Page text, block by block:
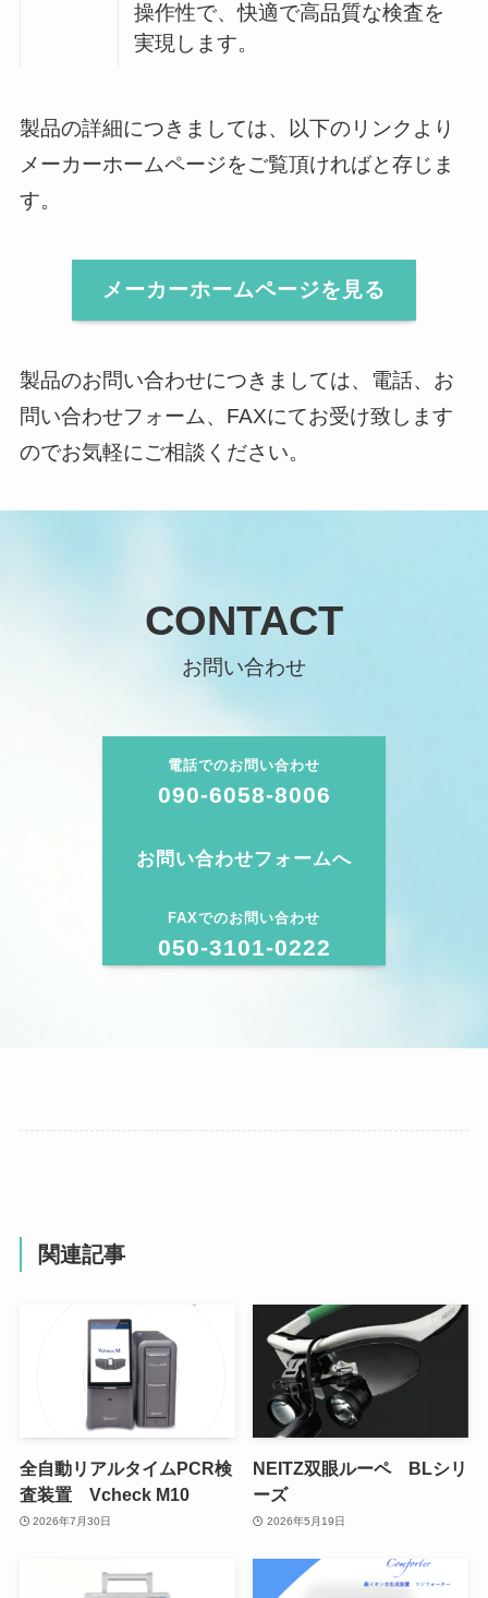
操作性で、快適で高品質な検査を
実現します。
製品の詳細につきましては、以下のリンクより
メーカーホームページをご覧頂ければと存じま
す。
メーカーホームページを見る
製品のお問い合わせにつきましては、電話、お
問い合わせフォーム、FAXにてお受け致します
のでお気軽にご相談ください。
CONTACT
お問い合わせ
電話でのお問い合わせ
090-6058-8006
お問い合わせフォームへ
FAXでのお問い合わせ
050-3101-0222
関連記事
全自動リアルタイムPCR検
査装置 Vcheck M10
2026年7月30日
NEITZ双眼ルーペ BLシリ
ーズ
2026年5月19日